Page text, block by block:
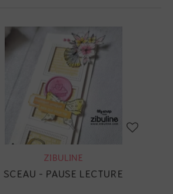
ZIBULINE
SCEAU - PAUSE LECTURE